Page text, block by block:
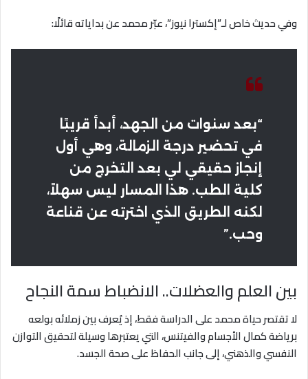
وفي حديث خاص لـ”إكسترا نيوز”، عبّر محمد عن بداياته قائلًا:
“بعد سنوات من الجهد، أبدأ قريبًا
في تحضير درجة الزمالة، وهي أول
إنجاز حقيقي لي بعد التخرج من
كلية الطب. هذا المسار ليس سهلاً،
لكنه الطريق الذي اخترته عن قناعة
وحب.”
بين العلم والعضلات.. الانضباط سمة النجاح
لا تقتصر حياة محمد على الدراسة فقط، إذ يُعرف بين زملائه بولعه
برياضة كمال الأجسام والفيتنس، التي يعتبرها وسيلة لتحقيق التوازن
النفسي والذهني، إلى جانب الحفاظ على صحة الجسد.